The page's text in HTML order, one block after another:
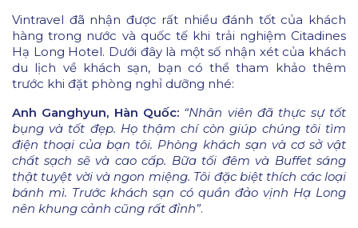
Vintravel đã nhận được rất nhiều đánh tốt của khách
hàng trong nước và quốc tế khi trải nghiệm Citadines
Hạ Long Hotel. Dưới đây là một số nhận xét của khách
du lịch về khách sạn, bạn có thể tham khảo thêm
trước khi đặt phòng nghỉ dưỡng nhé:
Anh Ganghyun, Hàn Quốc: “Nhân viên đã thực sự tốt
bụng và tốt đẹp. Họ thậm chí còn giúp chúng tôi tìm
điện thoại của bạn tôi. Phòng khách sạn và cơ sở vật
chất sạch sẽ và cao cấp. Bữa tối đêm và Buffet sáng
thật tuyệt vời và ngon miệng. Tôi đặc biệt thích các loại
bánh mì. Trước khách sạn có quần đảo vịnh Hạ Long
nên khung cảnh cũng rất đỉnh”.